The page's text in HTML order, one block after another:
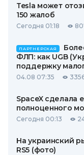
Tesla может
150 жалоб
Сегодня 01:18
ПАРТНЕРСКАЯ
ФЛП: как UGB
поддержку
04.08 07:35
SpaceX
полноценного
Сегодня 00:13
На украинский
RS5 (фото)